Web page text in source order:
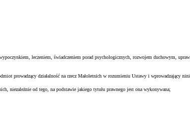
leczeniem, świadczeniem porad psychologicznych, rozwojem duchowym,
prowadzący działalność na rzecz Małoletnich w rozumieniu Ustawy i wprowadzający
niezależnie od tego, na podstawie jakiego tytułu prawnego jest ona wykonywana;